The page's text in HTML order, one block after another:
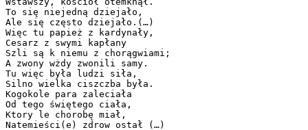
To się niejedną dziejało,
Ale się często dziejało.(…)
Więc tu papież z kardynały,
Cesarz z swymi kapłany
Szli są k niemu z chorągwiami;
A zwony wżdy zwonili samy.
Tu więc była ludzi siła,
Silno wielka ciszczba była.
Kogokole para zaleciała
Od tego świętego ciała,
Ktory le chorobę miał,
Natemieści(e) zdrow ostał (…)